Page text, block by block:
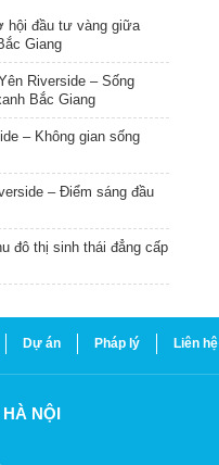
hội đầu tư vàng giữa
Giang
Riverside – Sống
Bắc Giang
– Không gian sống
– Điểm sáng đầu
đô thị sinh thái đẳng cấp
Dự án Pháp lý Liên hệ
NỘI